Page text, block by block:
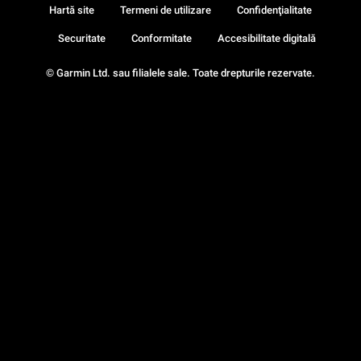
© Garmin Ltd. sau filialele sale. Toate drepturile rezervate.
Hartă site Termeni de utilizare Confidenţialitate
Securitate Conformitate Accesibilitate digitală